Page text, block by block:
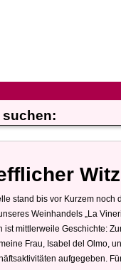
suchen:
Witz
stand bis vor Kurzem noch
Weinhandels „La
ist mittlerweile Geschichte:
Frau, Isabel del Olmo,
aufgegeben.